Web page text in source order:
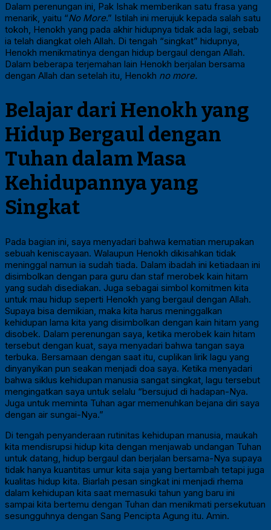
Dalam perenungan ini, Pak Ishak memberikan satu frasa yang
menarik, yaitu “No More.” Istilah ini merujuk kepada salah satu
tokoh, Henokh yang pada akhir hidupnya tidak ada lagi, sebab
ia telah diangkat oleh Allah. Di tengah “singkat” hidupnya,
Henokh menikmatinya dengan hidup bergaul dengan Allah.
Dalam beberapa terjemahan lain Henokh berjalan bersama
dengan Allah dan setelah itu, Henokh no more.
Belajar dari Henokh yang
Hidup Bergaul dengan
Tuhan dalam Masa
Kehidupannya yang
Singkat
Pada bagian ini, saya menyadari bahwa kematian merupakan
sebuah keniscayaan. Walaupun Henokh dikisahkan tidak
meninggal namun ia sudah tiada. Dalam ibadah ini ketiadaan ini
disimbolkan dengan para guru dan staf merobek kain hitam
yang sudah disediakan. Juga sebagai simbol komitmen kita
untuk mau hidup seperti Henokh yang bergaul dengan Allah.
Supaya bisa demikian, maka kita harus meninggalkan
kehidupan lama kita yang disimbolkan dengan kain hitam yang
disobek. Dalam perenungan saya, ketika merobek kain hitam
tersebut dengan kuat, saya menyadari bahwa tangan saya
terbuka. Bersamaan dengan saat itu, cuplikan lirik lagu yang
dinyanyikan pun seakan menjadi doa saya. Ketika menyadari
bahwa siklus kehidupan manusia sangat singkat, lagu tersebut
mengingatkan saya untuk selalu “bersujud di hadapan-Nya.
Juga untuk meminta Tuhan agar memenuhkan bejana diri saya
dengan air sungai-Nya.”
Di tengah penyanderaan rutinitas kehidupan manusia, maukah
kita mendisrupsi hidup kita dengan menjawab undangan Tuhan
untuk datang, hidup bergaul dan berjalan bersama-Nya supaya
tidak hanya kuantitas umur kita saja yang bertambah tetapi juga
kualitas hidup kita. Biarlah pesan singkat ini menjadi rhema
dalam kehidupan kita saat memasuki tahun yang baru ini
sampai kita bertemu dengan Tuhan dan menikmati persekutuan
sesungguhnya dengan Sang Pencipta Agung itu. Amin.